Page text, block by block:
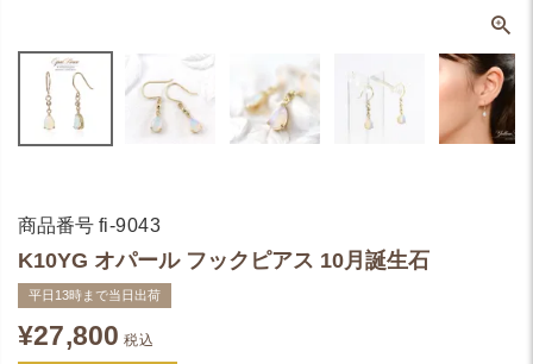
商品番号 fi-9043
K10YG オパール フックピアス 10月誕生石
平日13時まで当日出荷
¥27,800 税込